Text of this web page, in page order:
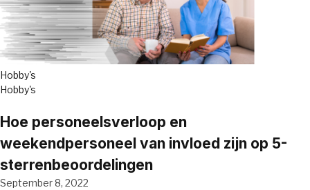
Hobby's
Hobby's
Hoe personeelsverloop en
weekendpersoneel van invloed zijn op 5-
sterrenbeoordelingen
September 8, 2022